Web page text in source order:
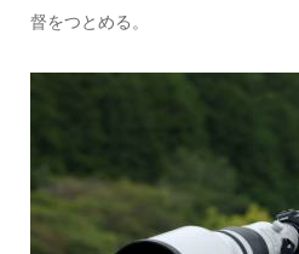
督をつとめる。